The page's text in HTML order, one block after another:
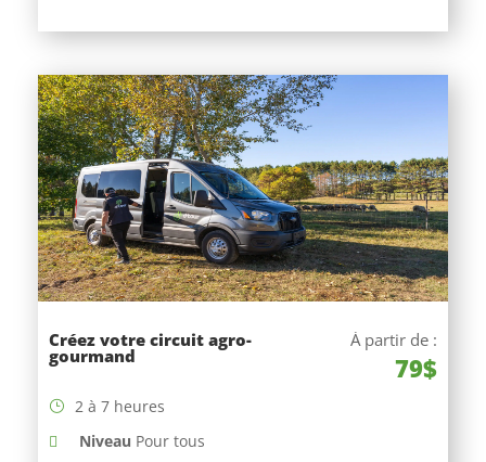
Créez votre circuit agro-
gourmand
À partir de :
79$
2 à 7 heures
Niveau Pour tous